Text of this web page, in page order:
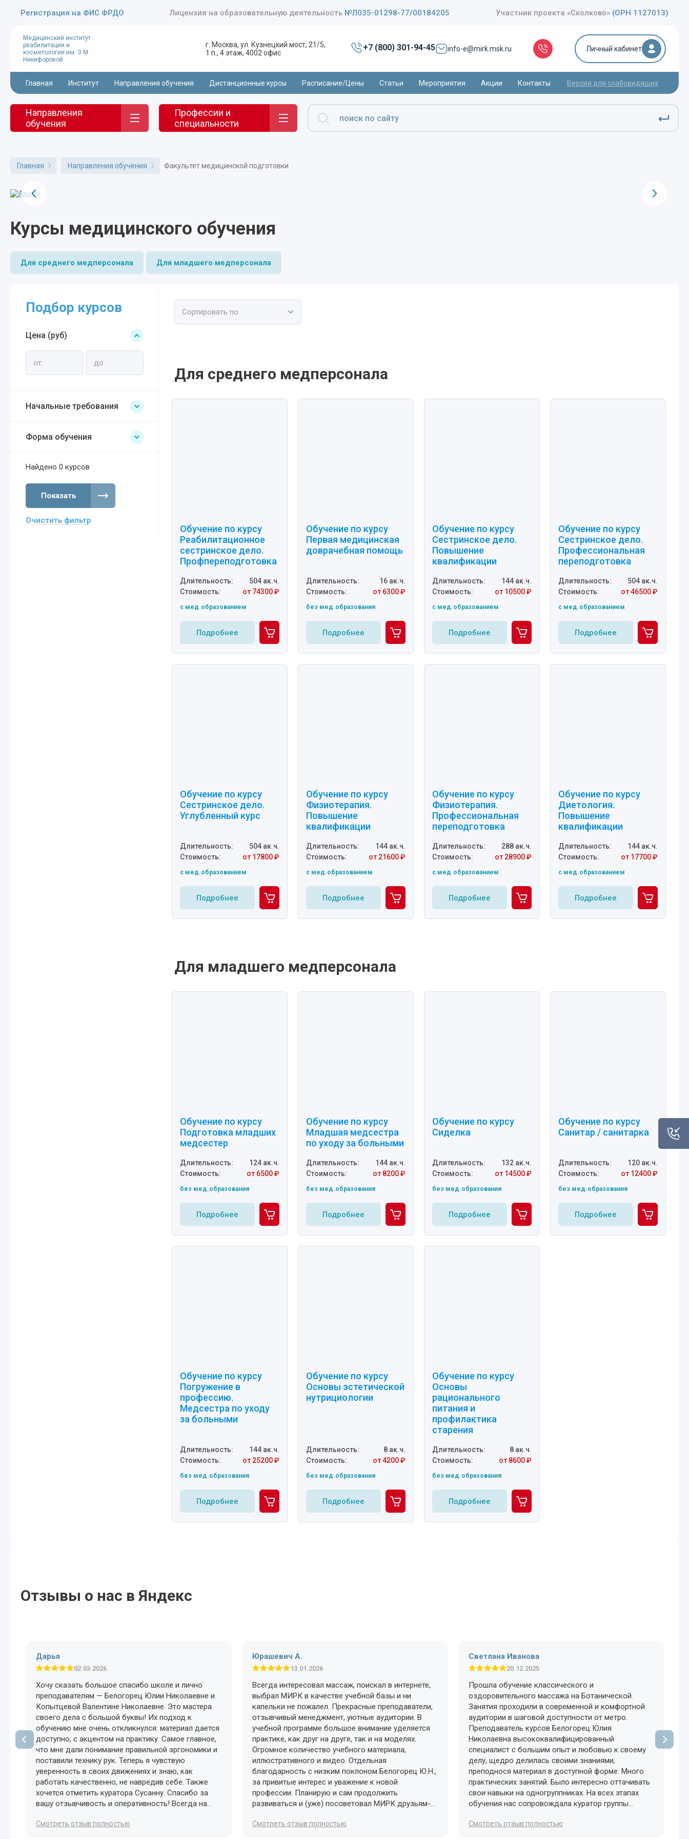
Регистрация на ФИС ФРДО Лицензия на образовательную деятельность №Л035-01298-77/00184205 Участник проекта «Сколково» (ОРН 1127013)
Медицинский институт
реабилитации и
косметологии им. З.М.
Никифоровой
г. Москва, ул. Кузнецкий мост, 21/5,
1 п., 4 этаж, 4002 офис
+7 (800) 301-94-45 info-e@mirk.msk.ru Личный кабинет
Главная Институт Направления обучения Дистанционные курсы Расписание/Цены Статьи Мероприятия Акции Контакты Версия для слабовидящих
Направления
обучения
Профессии и
специальности
Главная Направления обучения Факультет медицинской подготовки
Курсы медицинского обучения
Для среднего медперсонала Для младшего медперсонала
Подбор курсов
Цена (руб)
Начальные требования
Форма обучения
Найдено 0 курсов
Показать
Очистить фильтр
Сортировать по
Для среднего медперсонала
Обучение по курсу
Реабилитационное
сестринское дело.
Профпереподготовка
Длительность:
504 ак.ч.
Стоимость:
от 74300 ₽
c мед.образованием
Подробнее
Обучение по курсу
Первая медицинская
доврачебная помощь
Длительность:
16 ак.ч.
Стоимость:
от 6300 ₽
без мед.образования
Подробнее
Обучение по курсу
Сестринское дело.
Повышение
квалификации
Длительность:
144 ак.ч.
Стоимость:
от 10500 ₽
c мед.образованием
Подробнее
Обучение по курсу
Сестринское дело.
Профессиональная
переподготовка
Длительность:
504 ак.ч.
Стоимость:
от 46500 ₽
c мед.образованием
Подробнее
Обучение по курсу
Сестринское дело.
Углубленный курс
Длительность:
504 ак.ч.
Стоимость:
от 17800 ₽
c мед.образованием
Подробнее
Обучение по курсу
Физиотерапия.
Повышение
квалификации
Длительность:
144 ак.ч.
Стоимость:
от 21600 ₽
c мед.образованием
Подробнее
Обучение по курсу
Физиотерапия.
Профессиональная
переподготовка
Длительность:
288 ак.ч.
Стоимость:
от 28900 ₽
c мед.образованием
Подробнее
Обучение по курсу
Диетология.
Повышение
квалификации
Длительность:
144 ак.ч.
Стоимость:
от 17700 ₽
c мед.образованием
Подробнее
Для младшего медперсонала
Обучение по курсу
Подготовка младших
медсестер
Длительность:
124 ак.ч.
Стоимость:
от 6500 ₽
без мед.образования
Подробнее
Обучение по курсу
Младшая медсестра
по уходу за больными
Длительность:
144 ак.ч.
Стоимость:
от 8200 ₽
без мед.образования
Подробнее
Обучение по курсу
Сиделка
Длительность:
132 ак.ч.
Стоимость:
от 14500 ₽
без мед.образования
Подробнее
Обучение по курсу
Санитар / санитарка
Длительность:
120 ак.ч.
Стоимость:
от 12400 ₽
без мед.образования
Подробнее
Обучение по курсу
Погружение в
профессию.
Медсестра по уходу
за больными
Длительность:
144 ак.ч.
Стоимость:
от 25200 ₽
без мед.образования
Подробнее
Обучение по курсу
Основы эстетической
нутрициологии
Длительность:
8 ак.ч.
Стоимость:
от 4200 ₽
без мед.образования
Подробнее
Обучение по курсу
Основы
рационального
питания и
профилактика
старения
Длительность:
8 ак.ч.
Стоимость:
от 8600 ₽
без мед.образования
Подробнее
Отзывы о нас в Яндекс
Дарья
02.03.2026
Хочу сказать большое спасибо школе и лично
преподавателям — Белогорец Юлии Николаевне и
Копытцевой Валентине Николаевне. Это мастера
своего дела с большой буквы! Их подход к
обучению мне очень откликнулся: материал дается
доступно, с акцентом на практику. Самое главное,
что мне дали понимание правильной эргономики и
поставили технику рук. Теперь я чувствую
уверенность в своих движениях и знаю, как
работать качественно, не навредив себе. Также
хочется отметить куратора Сусанну. Спасибо за
вашу отзывчивость и оперативность! Всегда на
сложные моменты. С такой командой учиться одно
Cмотреть отзыв полностью
Юрашевич А.
13.01.2026
Всегда интересовал массаж, поискал в интернете,
выбрал МИРК в качестве учебной базы и ни
капельки не пожалел. Прекрасные преподаватели,
отзывчивый менеджмент, уютные аудитории. В
учебной программе большое внимание уделяется
практике, как друг на друге, так и на моделях.
Огромное количество учебного материала,
иллюстративного и видео. Отдельная
благодарность с низким поклоном Белогорец Ю.Н.,
за привитые интерес и уважение к новой
профессии. Планирую и сам продолжить
развиваться и (уже) посоветовал МИРК друзьям-
Cмотреть отзыв полностью
Светлана Иванова
20.12.2025
Прошла обучение классического и
оздоровительного массажа на Ботанической.
Занятия проходили в современной и комфортной
аудитории в шаговой доступности от метро.
Преподаватель курсов Белогорец Юлия
Николаевна высококвалифицированный
специалист с большим опыт и любовью к своему
делу, щедро делилась своими знаниями,
преподнося материал в доступной форме. Много
практических занятий. Было интересно оттачивать
свои навыки на одногруппниках. На всех этапах
обучения нас сопровождала куратор группы
готова ответить на любой вопрос и помочь в
Cмотреть отзыв полностью